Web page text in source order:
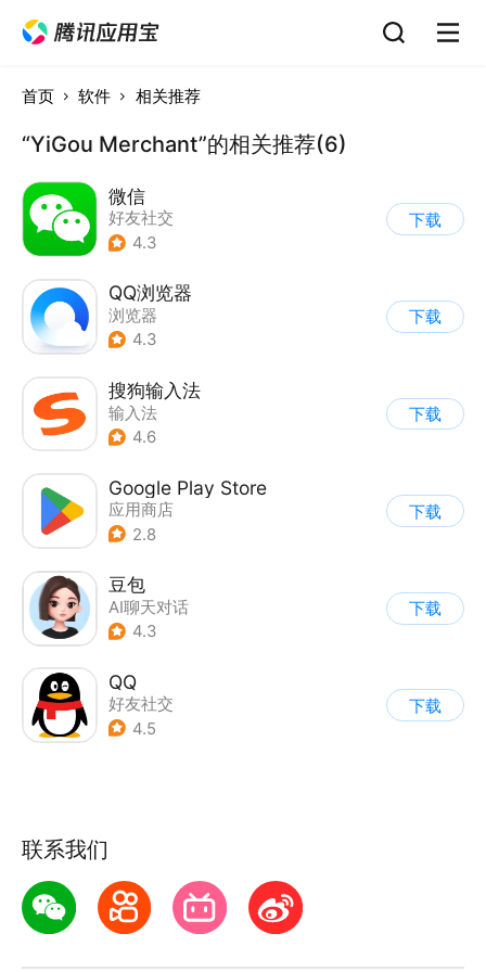
首页 软件 相关推荐
“YiGou Merchant”的相关推荐(6)
微信
好友社交
4.3
下载
QQ浏览器
浏览器
4.3
下载
搜狗输入法
输入法
4.6
下载
Google Play Store
应用商店
2.8
下载
豆包
AI聊天对话
4.3
下载
QQ
好友社交
4.5
下载
联系我们